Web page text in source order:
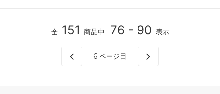
全 151 商品中 76 - 90 表示
6 ページ目